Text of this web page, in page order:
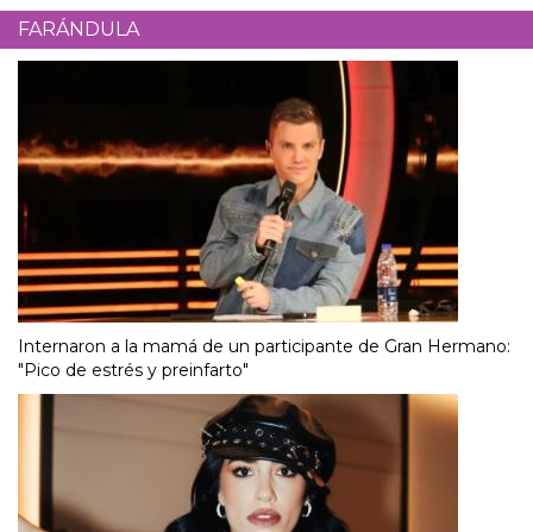
FARÁNDULA
Internaron a la mamá de un participante de Gran Hermano:
"Pico de estrés y preinfarto"